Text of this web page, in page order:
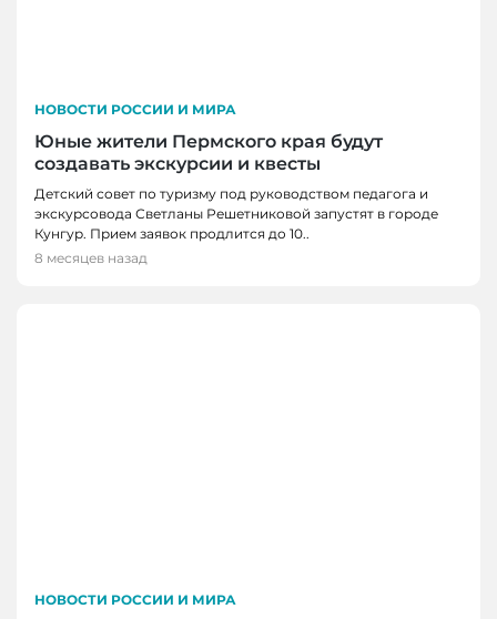
НОВОСТИ РОССИИ И МИРА
Юные жители Пермского края будут
создавать экскурсии и квесты
Детский совет по туризму под руководством педагога и
экскурсовода Светланы Решетниковой запустят в городе
Кунгур. Прием заявок продлится до 10..
8 месяцев назад
НОВОСТИ РОССИИ И МИРА